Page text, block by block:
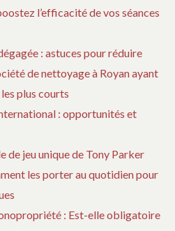
l’efficacité de vos séances
: astuces pour réduire
de nettoyage à Royan ayant
plus courts
: opportunités et
de jeu unique de Tony Parker
les porter au quotidien pour
: Est-elle obligatoire